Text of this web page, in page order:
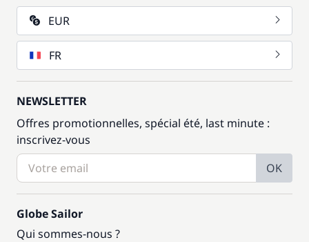
EUR
FR
NEWSLETTER
Offres promotionnelles, spécial été, last minute :
inscrivez-vous
OK
Globe Sailor
Qui sommes-nous ?